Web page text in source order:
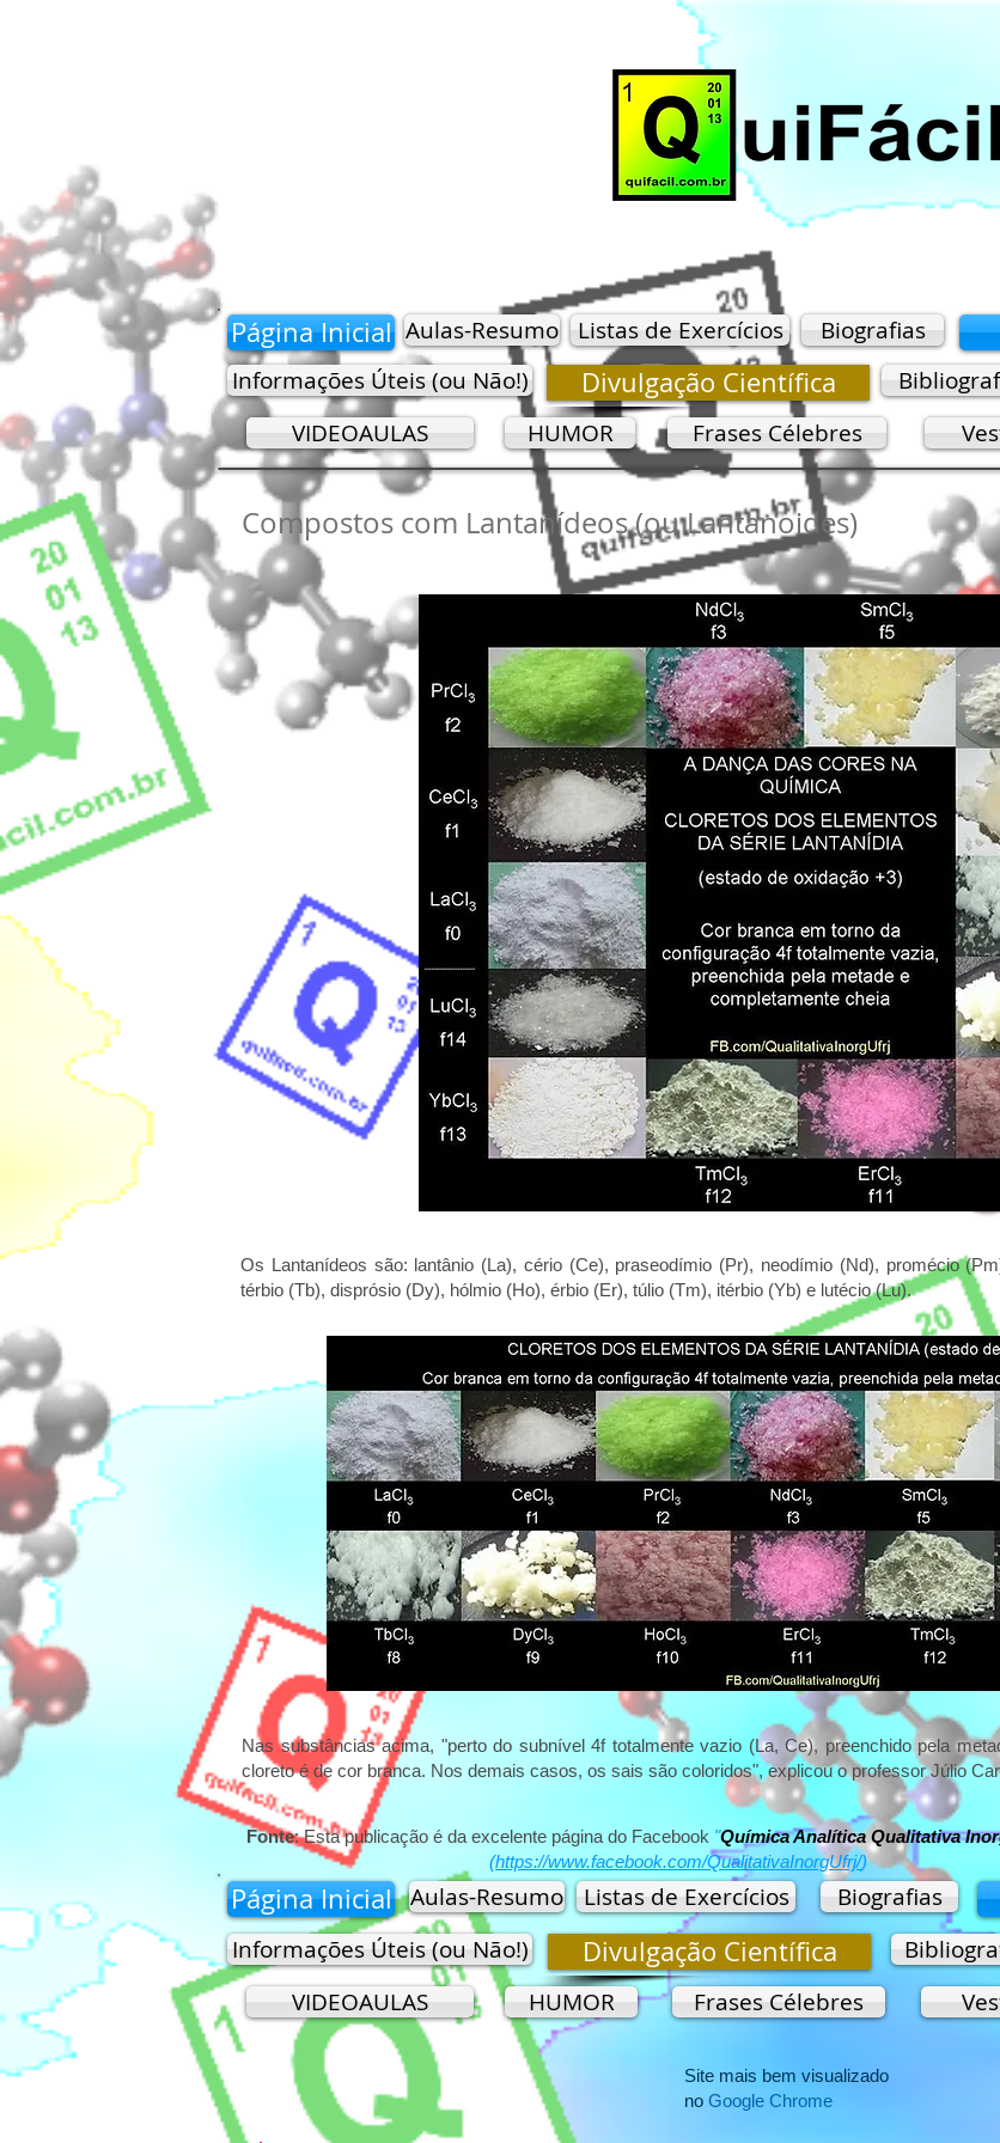
Página Inicial Aulas-Resumo Listas de Exercícios Biografias
Informações Úteis (ou Não!)
Divulgação Científica
VIDEOAULAS
HUMOR Frases Célebres
Compostos com Lantanídeos (ou Lantanoides)
Os Lantanídeos são: lantânio (La), cério (Ce), praseodímio (Pr), neodímio (Nd), promécio
térbio (Tb), disprósio (Dy), hólmio (Ho), érbio (Er), túlio (Tm), itérbio (Yb) e lutécio (Lu).
Nas substâncias acima, "perto do subnível 4f totalmente vazio (La, Ce), preenchido pela
cloreto é de cor branca. Nos demais casos, os sais são coloridos", explicou o professor Júlio
Fonte: Esta publicação é da excelente página do Facebook "Química Analítica Qualitativa
(https://www.facebook.com/QualitativaInorgUfrj/)
Página Inicial Aulas-Resumo Listas de Exercícios Biografias
Informações Úteis (ou Não!)
Divulgação Científica
VIDEOAULAS HUMOR Frases Célebres
Site mais bem visualizado
no Google Chrome